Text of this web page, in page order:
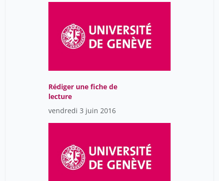
Rédiger une fiche de
lecture
vendredi 3 juin 2016